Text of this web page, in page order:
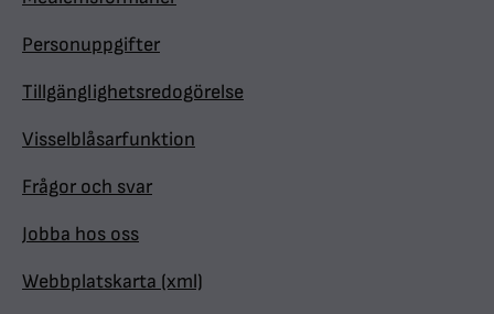
Personuppgifter
Tillgänglighetsredogörelse
Visselblåsarfunktion
Frågor och svar
Jobba hos oss
Webbplatskarta (xml)